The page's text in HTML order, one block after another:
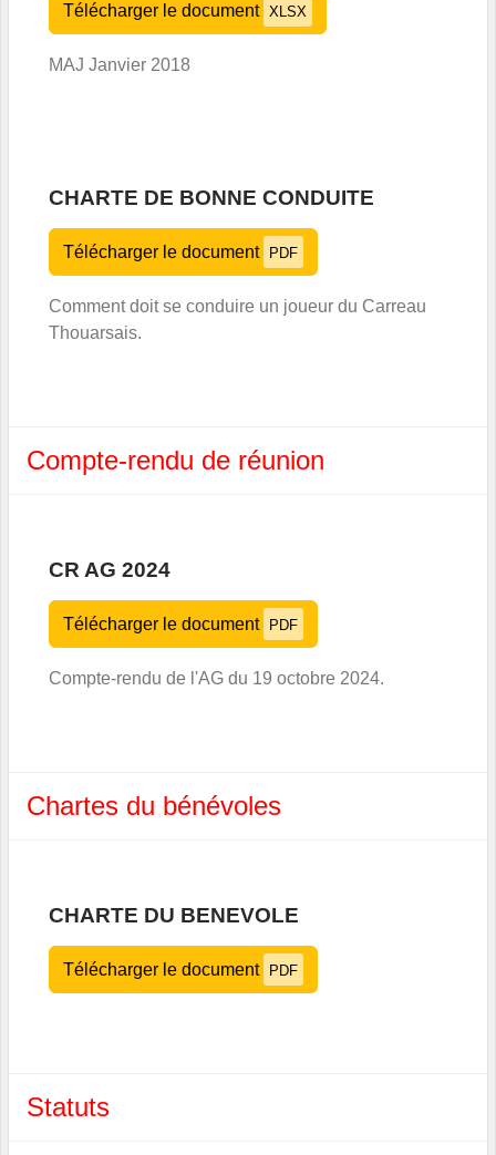
Télécharger le document XLSX
MAJ Janvier 2018
CHARTE DE BONNE CONDUITE
Télécharger le document PDF
Comment doit se conduire un joueur du Carreau
Thouarsais.
Compte-rendu de réunion
CR AG 2024
Télécharger le document PDF
Compte-rendu de l'AG du 19 octobre 2024.
Chartes du bénévoles
CHARTE DU BENEVOLE
Télécharger le document PDF
Statuts